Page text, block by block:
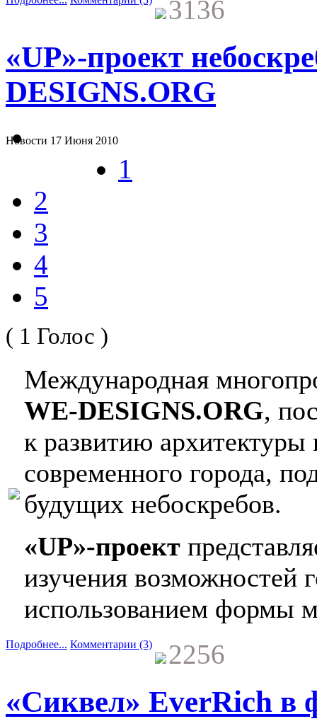
3136
«UP»-проект
DESIGNS.ORG
Новости 17 Июня 2010
1
2
3
4
5
( 1 Голос )
Международная
WE-DESIGNS.ORG,
к развитию
современного города,
будущих небоскребов.
«UP»-проект
изучения возможностей
использованием формы
Подробнее... Комментарии (3) 2256
«Сиквел» EverRich в